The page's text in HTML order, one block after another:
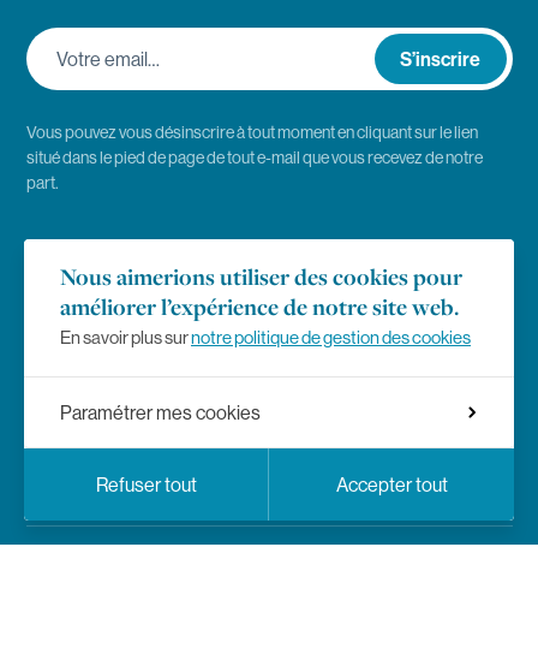
Réseaux sociaux
FacebookInstagram
LinkedIn
Choix de langue
Fr En
Votre email… S’inscrire
Vous pouvez vous désinscrire à tout moment en cliquant sur le lien
situé dans le pied de page de tout e-mail que vous recevez de notre
part.
Presse
Règlement des études
Politique de vie privée
Nous aimerions utiliser des cookies pour
améliorer l’expérience de notre site web.
En savoir plus surnotre politique de gestion des cookies
Paramétrer mes cookies
Refuser tout Accepter tout